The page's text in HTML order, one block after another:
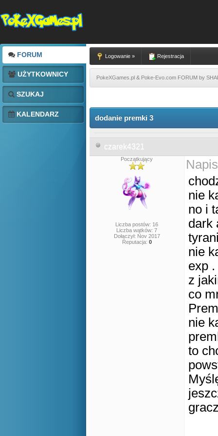
FORUM
UŻYTKOWNICY
SZUKAJ
KALENDARZ
Logowanie » Rejestracja
PokeXGames.pl & Poke-Evo.com FORUM by
dodanie premki 3
czarek4321
Początkujący
Liczba postów: 16
Liczba wątków: 7
Dołączył: Nov 2017
Reputacja: 0
nie
no i
dark
nie
exp
z
co
nie
to